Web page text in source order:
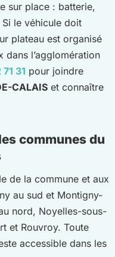
sur place : batterie,
le véhicule doit
plateau est organisé
l’agglomération
31 pour joindre
CALAIS et connaître
communes du
de la commune et aux
au sud et Montigny-
nord, Noyelles-sous-
et Rouvroy. Toute
accessible dans les